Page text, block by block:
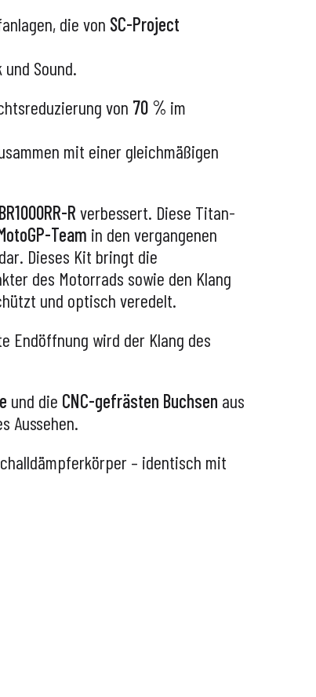
die von SC-Project
und Sound.
von 70 % im
mit einer gleichmäßigen
R verbessert. Diese Titan-
Team in den vergangenen
Dieses Kit bringt die
des Motorrads sowie den Klang
und optisch veredelt.
Endöffnung wird der Klang des
und die CNC-gefrästen Buchsen aus
Aussehen.
– identisch mit